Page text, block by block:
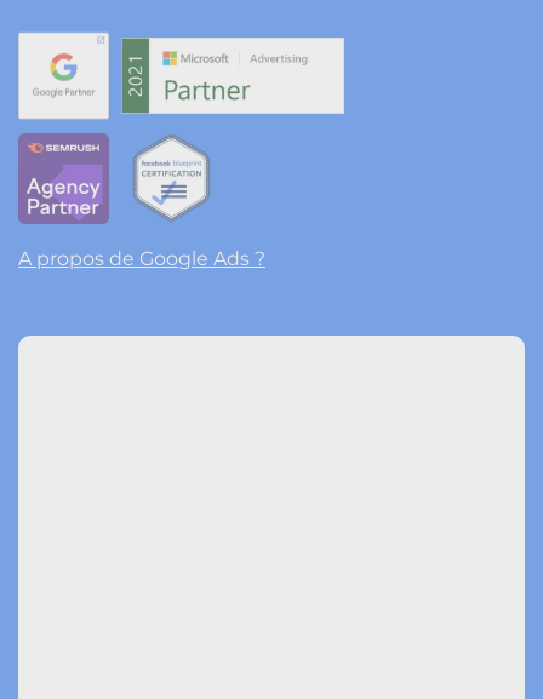
A propos de Google Ads ?